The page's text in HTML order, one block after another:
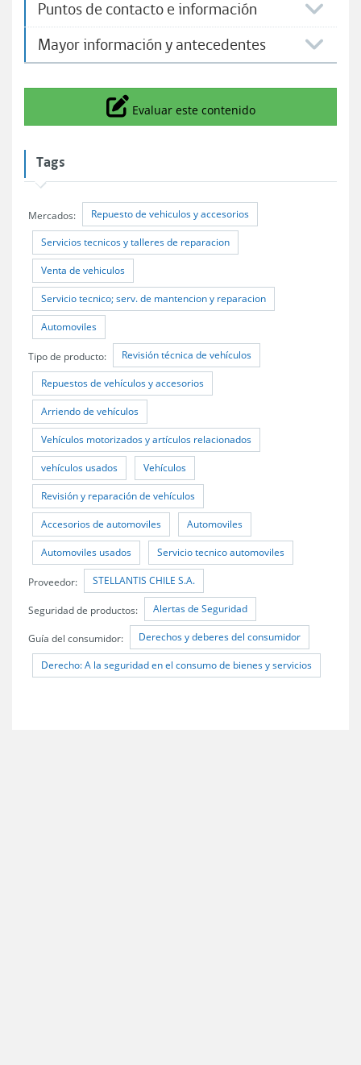
Puntos de contacto e información
Mayor información y antecedentes
Icono
Evaluar este contenido
Tags
Mercados: Repuesto de vehiculos y accesorios
Servicios tecnicos y talleres de reparacion
Venta de vehiculos
Servicio tecnico; serv. de mantencion y reparacion
Automoviles
Tipo de producto: Revisión técnica de vehículos
Repuestos de vehículos y accesorios
Arriendo de vehículos
Vehículos motorizados y artículos relacionados
vehículos usados Vehículos
Revisión y reparación de vehículos
Accesorios de automoviles Automoviles
Automoviles usados Servicio tecnico automoviles
Proveedor: STELLANTIS CHILE S.A.
Seguridad de productos: Alertas de Seguridad
Guía del consumidor: Derechos y deberes del consumidor
Derecho: A la seguridad en el consumo de bienes y servicios